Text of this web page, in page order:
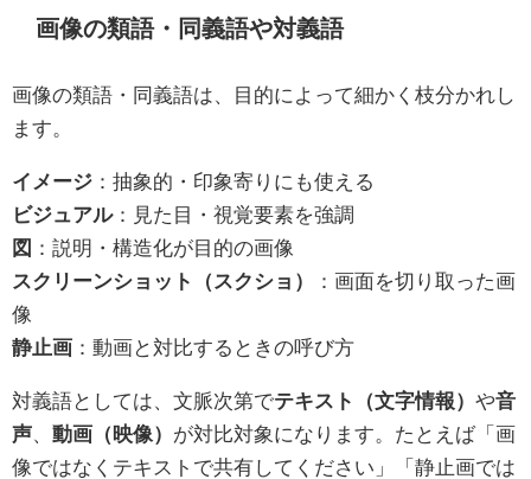
画像の類語・同義語や対義語
画像の類語・同義語は、目的によって細かく枝分かれし
ます。
イメージ ：抽象的・印象寄りにも使える
ビジュアル：見た目・視覚要素を強調
図 ：説明・構造化が目的の画像
スクリーンショット（スクショ）
：画面を切り取った画
像
静止画 ：動画と対比するときの呼び方
対義語としては、文脈次第でテキスト（文字情報） や音
声
動画（映像） が対比対象になります。たとえば「画
像ではなくテキストで共有してください」「静止画では